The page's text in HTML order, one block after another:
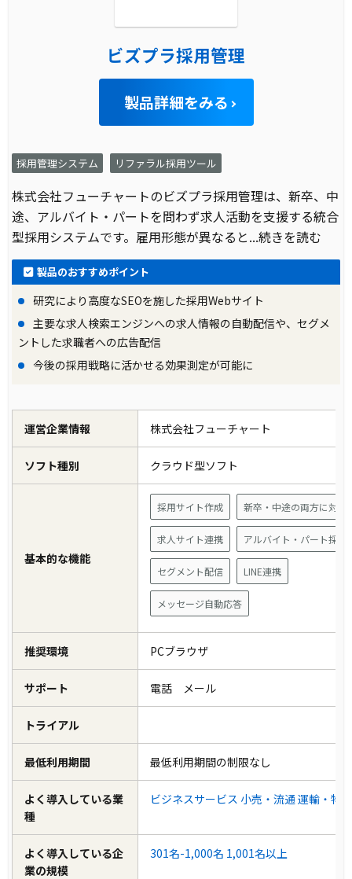
ビズプラ採用管理
製品詳細をみる
採用管理システム リファラル採用ツール
株式会社フューチャートのビズプラ採用管理は、新卒、中
途、アルバイト・パートを問わず求人活動を支援する統合
型採用システムです。雇用形態が異なると...続きを読む
製品のおすすめポイント
研究により高度なSEOを施した採用Webサイト
主要な求人検索エンジンへの求人情報の自動配信や、セグメ
ントした求職者への広告配信
今後の採用戦略に活かせる効果測定が可能に
運営企業情報 株式会社フューチャート
ソフト種別 クラウド型ソフト
基本的な機能
採用サイト作成 新卒・中途の両方に対応
求人サイト連携 アルバイト・パート採用
セグメント配信 LINE連携
メッセージ自動応答
推奨環境 PCブラウザ
サポート 電話 メール
トライアル
最低利用期間 最低利用期間の制限なし
よく導入している業
種
ビジネスサービス 小売・流通 運輸・物
よく導入している企
業の規模
301名-1,000名 1,001名以上